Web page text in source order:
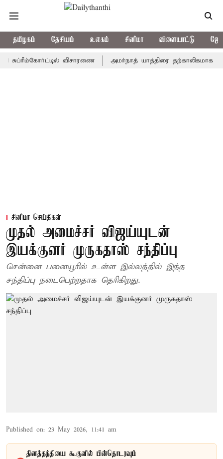
தமிழகம் தேசியம் உலகம் சினிமா விளையாட்டு
விசாரணை அமர்நாத் யாத்திரை தற்காலிகமாக நிறுத்தம்
சினிமா செய்திகள்
முதல் அமைச்சர் விஜய்யுடன்
இயக்குனர் முருகதாஸ் சந்திப்பு
சென்னை பனையூரில் உள்ள இல்லத்தில் இந்த
சந்திப்பு நடைபெற்றதாக தெரிகிறது.
Published on: 23 May 2026, 11:41 am
தினத்தந்தியை கூகுளில் பின்தொடரவும்